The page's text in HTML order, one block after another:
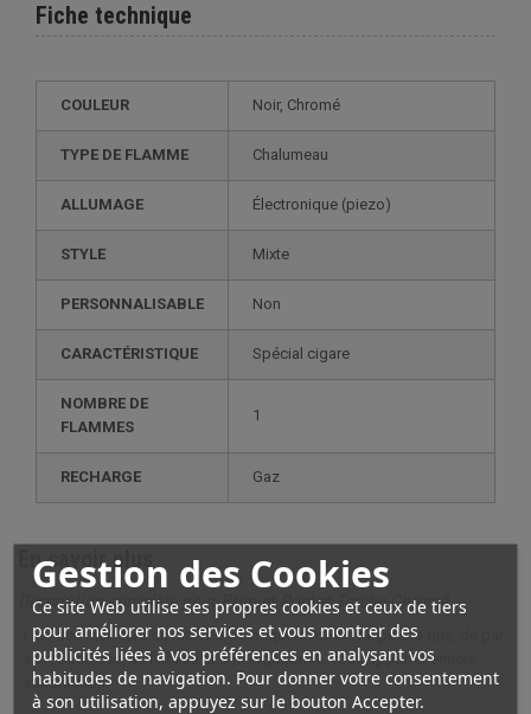
Gestion des Cookies
Ce site Web utilise ses propres cookies et ceux de tiers
pour améliorer nos services et vous montrer des
publicités liées à vos préférences en analysant vos
habitudes de navigation. Pour donner votre consentement
à son utilisation, appuyez sur le bouton Accepter.
Fiche technique
COULEUR Noir, Chromé
TYPE DE FLAMME Chalumeau
ALLUMAGE électronique (piezo)
STYLE mixte
PERSONNALISABLE non
CARACTÉRISTIQUE spécial cigare
NOMBRE DE
FLAMMES
1
RECHARGE gaz
En savoir plus
Description complète pour Briquet Pocket Torche Chromé
L'un des meilleurs du marché, ce briquets torche ne pourra que, de par
sa robustesse, sa fiabilité et son ergonomie, vous apporter entière
satisfaction.